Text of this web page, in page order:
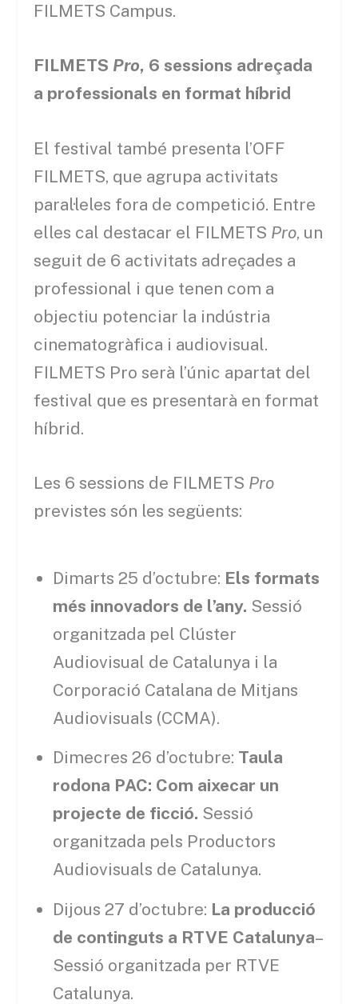
FILMETS Campus.
FILMETS Pro, 6 sessions adreçada
a professionals en format híbrid
El festival també presenta l’OFF
FILMETS, que agrupa activitats
paral·leles fora de competició. Entre
elles cal destacar el FILMETS Pro, un
seguit de 6 activitats adreçades a
professional i que tenen com a
objectiu potenciar la indústria
cinematogràfica i audiovisual.
FILMETS Pro serà l’únic apartat del
festival que es presentarà en format
híbrid.
Les 6 sessions de FILMETS Pro
previstes són les següents:
Dimarts 25 d’octubre: Els formats
més innovadors de l’any. Sessió
organitzada pel Clúster
Audiovisual de Catalunya i la
Corporació Catalana de Mitjans
Audiovisuals (CCMA).
Dimecres 26 d’octubre: Taula
rodona PAC: Com aixecar un
projecte de ficció. Sessió
organitzada pels Productors
Audiovisuals de Catalunya.
Dijous 27 d’octubre: La producció
de continguts a RTVE Catalunya–
Sessió organitzada per RTVE
Catalunya.